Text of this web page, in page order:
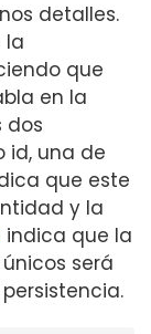
detalles.
la
que
en la
dos
id, una de
que este
y la
indica que la
será